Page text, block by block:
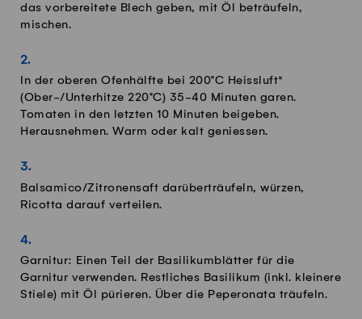
das vorbereitete Blech geben, mit Öl beträufeln,
mischen.
In der oberen Ofenhälfte bei 200°C Heissluft*
(Ober-/Unterhitze 220°C) 35-40 Minuten garen.
Tomaten in den letzten 10 Minuten beigeben.
Herausnehmen. Warm oder kalt geniessen.
Balsamico/Zitronensaft darüberträufeln, würzen,
Ricotta darauf verteilen.
Garnitur: Einen Teil der Basilikumblätter für die
Garnitur verwenden. Restliches Basilikum (inkl. kleinere
Stiele) mit Öl pürieren. Über die Peperonata träufeln.